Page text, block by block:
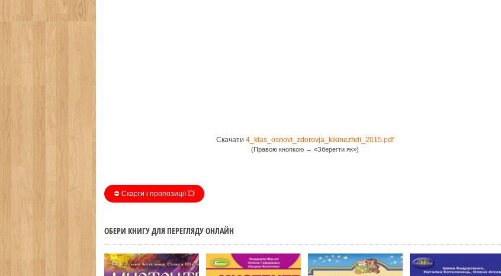
Скачати 4_klas_osnovi_zdorovja_kikinezhdi_2015.pdf
(Правою кнопкою → «Зберегти як»)
⛔️ Скарги і пропозиції 💥
ОБЕРИ КНИГУ ДЛЯ ПЕРЕГЛЯДУ ОНЛАЙН